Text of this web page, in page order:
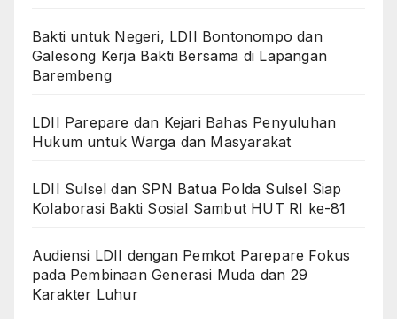
Bakti untuk Negeri, LDII Bontonompo dan
Galesong Kerja Bakti Bersama di Lapangan
Barembeng
LDII Parepare dan Kejari Bahas Penyuluhan
Hukum untuk Warga dan Masyarakat
LDII Sulsel dan SPN Batua Polda Sulsel Siap
Kolaborasi Bakti Sosial Sambut HUT RI ke-81
Audiensi LDII dengan Pemkot Parepare Fokus
pada Pembinaan Generasi Muda dan 29
Karakter Luhur